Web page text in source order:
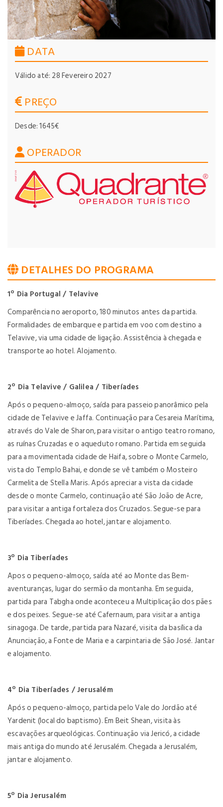
DATA
Válido até: 28 Fevereiro 2027
PREÇO
Desde: 1645€
OPERADOR
DETALHES DO PROGRAMA
1º Dia Portugal / Telavive
Comparência no aeroporto, 180 minutos antes da partida.
Formalidades de embarque e partida em voo com destino a
Telavive, via uma cidade de ligação. Assistência à chegada e
transporte ao hotel. Alojamento.
2º Dia Telavive / Galilea / Tiberíades
Após o pequeno-almoço, saída para passeio panorâmico pela
cidade de Telavive e Jaffa. Continuação para Cesareia Marítima,
através do Vale de Sharon, para visitar o antigo teatro romano,
as ruínas Cruzadas e o aqueduto romano. Partida em seguida
para a movimentada cidade de Haifa, sobre o Monte Carmelo,
vista do Templo Bahai, e donde se vê também o Mosteiro
Carmelita de Stella Maris. Após apreciar a vista da cidade
desde o monte Carmelo, continuação até São João de Acre,
para visitar a antiga fortaleza dos Cruzados. Segue-se para
Tiberíades. Chegada ao hotel, jantar e alojamento.
3º Dia Tiberíades
Apos o pequeno-almoço, saída até ao Monte das Bem-
aventuranças, lugar do sermão da montanha. Em seguida,
partida para Tabgha onde aconteceu a Multiplicação dos pães
e dos peixes. Segue-se até Cafernaum, para visitar a antiga
sinagoga. De tarde, partida para Nazaré, visita da basílica da
Anunciação, a Fonte de Maria e a carpintaria de São José. Jantar
e alojamento.
4º Dia Tiberíades / Jerusalém
Após o pequeno-almoço, partida pelo Vale do Jordão até
Yardenit (local do baptismo). Em Beit Shean, visita às
escavações arqueológicas. Continuação via Jericó, a cidade
mais antiga do mundo até Jerusalém. Chegada a Jerusalém,
jantar e alojamento.
5º Dia Jerusalém